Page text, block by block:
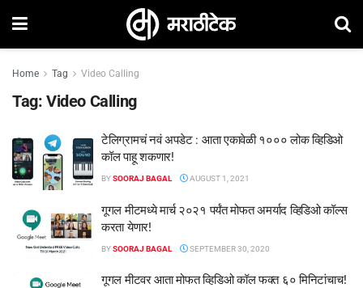
Home Tag Video Calling
Tag: Video Calling
टेलिग्रामचं नवं अपडेट : आता एकावेळी १००० लोक व्हिडिओ
कॉल पाहू शकणार!
BYSOORAJ BAGAL AUGUST 1, 2021
गूगल मीटमध्ये मार्च २०२१ पर्यंत मोफत अमर्याद व्हिडिओ कॉल्स
करता येणार!
BYSOORAJ BAGAL SEPTEMBER 30, 2020
गूगल मीटवर आता मोफत व्हिडिओ कॉल फक्त ६० मिनिटांचाच!